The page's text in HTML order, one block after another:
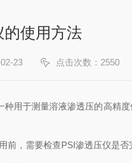
的使用方法
23 点击次数：2550
于测量溶液渗透压的高精度
，需要检查PSI渗透压仪是否